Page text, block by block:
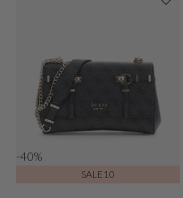
-40%
SALE10